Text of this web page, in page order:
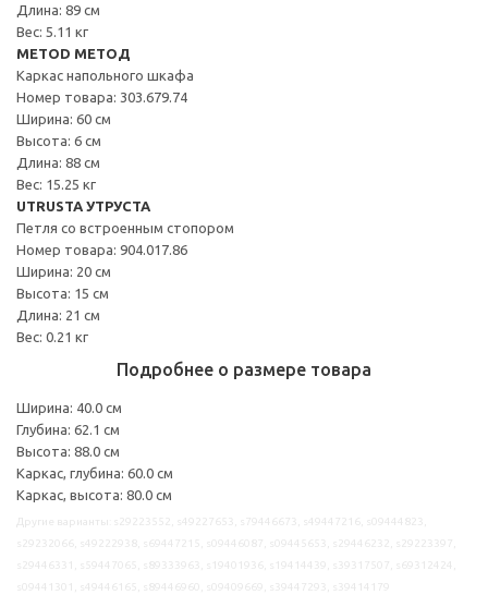
Длина: 89 см
Вес: 5.11 кг
METOD МЕТОД
Каркас напольного шкафа
Номер товара: 303.679.74
Ширина: 60 см
Высота: 6 см
Длина: 88 см
Вес: 15.25 кг
UTRUSTA УТРУСТА
Петля со встроенным стопором
Номер товара: 904.017.86
Ширина: 20 см
Высота: 15 см
Длина: 21 см
Вес: 0.21 кг
Подробнее о размере товара
Ширина: 40.0 см
Глубина: 62.1 см
Высота: 88.0 см
Каркас, глубина: 60.0 см
Каркас, высота: 80.0 см